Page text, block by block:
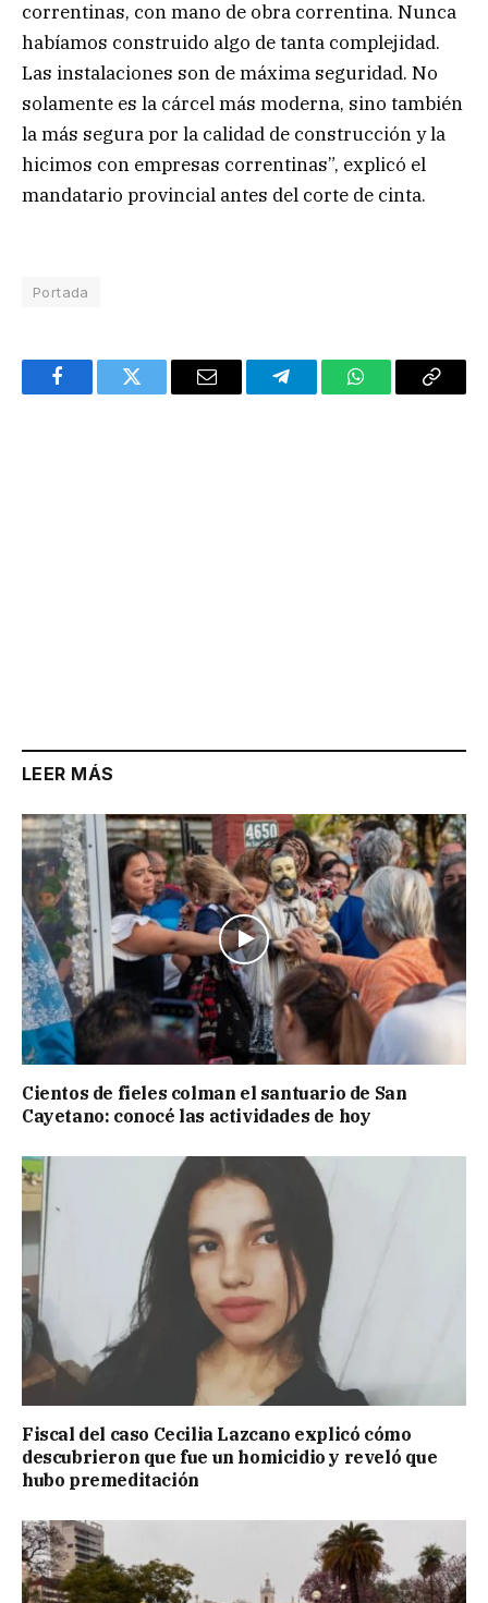
correntinas, con mano de obra correntina. Nunca
habíamos construido algo de tanta complejidad.
Las instalaciones son de máxima seguridad. No
solamente es la cárcel más moderna, sino también
la más segura por la calidad de construcción y la
hicimos con empresas correntinas”, explicó el
mandatario provincial antes del corte de cinta.
Portada
FacebookTwitter Email TelegramWhatsAppCopy
LEER MÁS
Cientos de fieles colman el santuario de San
Cayetano: conocé las actividades de hoy
Fiscal del caso Cecilia Lazcano explicó cómo
descubrieron que fue un homicidio y reveló que
hubo premeditación